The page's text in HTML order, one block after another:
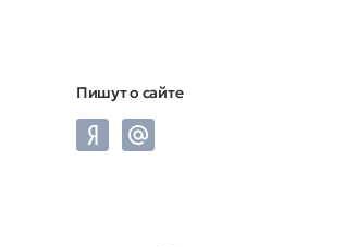
Пишут о сайте